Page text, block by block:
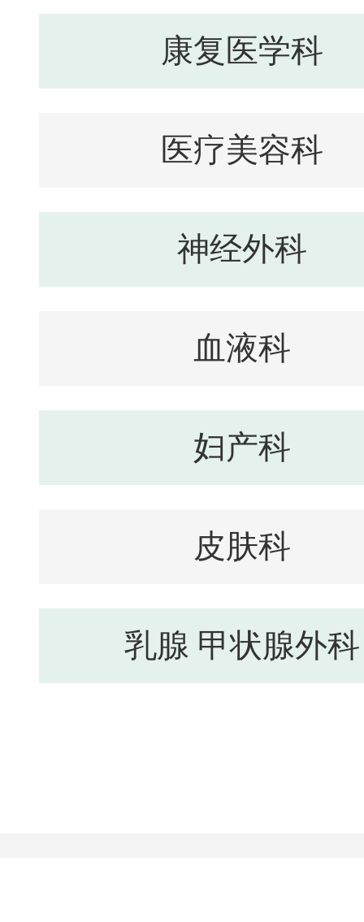
康复医学科
医疗美容科
神经外科
血液科
妇产科
皮肤科
乳腺 甲状腺外科